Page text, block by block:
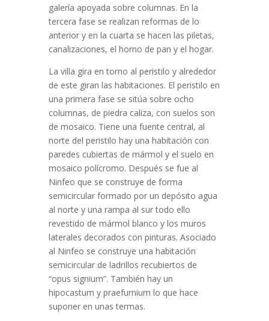
galería apoyada sobre columnas. En la
tercera fase se realizan reformas de lo
anterior y en la cuarta se hacen las piletas,
canalizaciones, el horno de pan y el hogar.
La villa gira en torno al peristilo y alrededor
de este giran las habitaciones. El peristilo en
una primera fase se sitúa sobre ocho
columnas, de piedra caliza, con suelos son
de mosaico. Tiene una fuente central, al
norte del peristilo hay una habitación con
paredes cubiertas de mármol y el suelo en
mosaico polícromo. Después se fue al
Ninfeo que se construye de forma
semicircular formado por un depósito agua
al norte y una rampa al sur todo ello
revestido de mármol blanco y los muros
laterales decorados con pinturas. Asociado
al Ninfeo se construye una habitación
semicircular de ladrillos recubiertos de
“opus signium”. También hay un
hipocastum y praefurnium lo que hace
suponer en unas termas.